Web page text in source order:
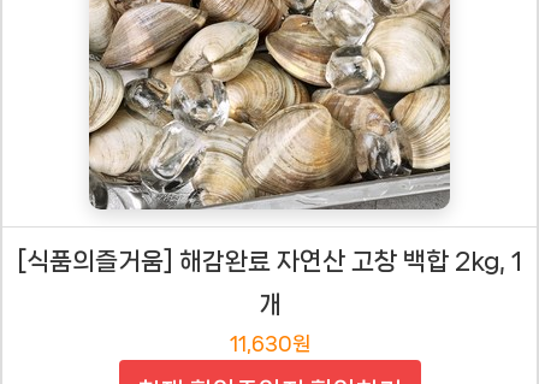
[식품의즐거움] 해감완료 자연산 고창 백합 2kg, 1
개
11,630원